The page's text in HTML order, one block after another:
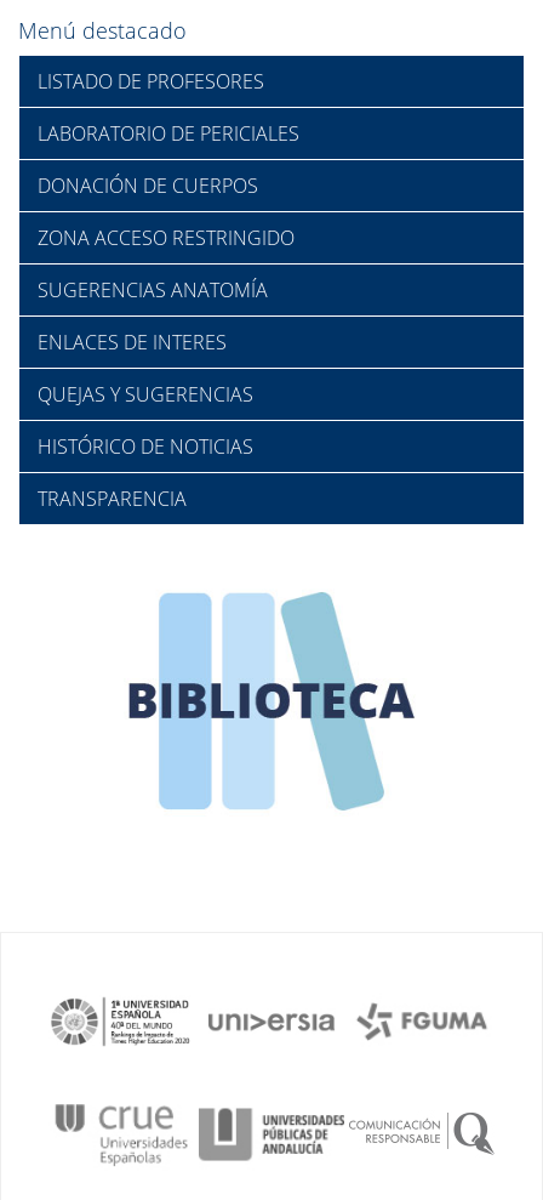
Menú destacado
LISTADO DE PROFESORES
LABORATORIO DE PERICIALES
DONACIÓN DE CUERPOS
ZONA ACCESO RESTRINGIDO
SUGERENCIAS ANATOMÍA
ENLACES DE INTERES
QUEJAS Y SUGERENCIAS
HISTÓRICO DE NOTICIAS
TRANSPARENCIA